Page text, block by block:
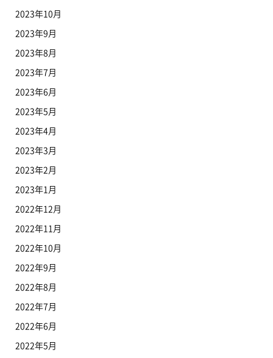
2023年10月
2023年9月
2023年8月
2023年7月
2023年6月
2023年5月
2023年4月
2023年3月
2023年2月
2023年1月
2022年12月
2022年11月
2022年10月
2022年9月
2022年8月
2022年7月
2022年6月
2022年5月